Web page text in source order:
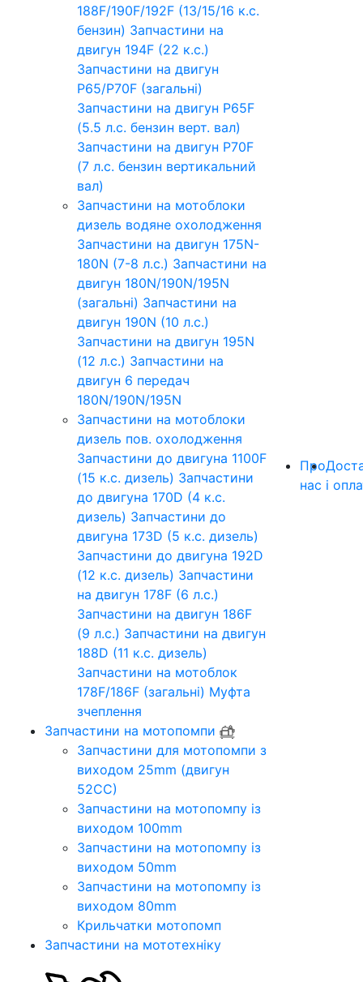
188F/190F/192F (13/15/16 к.с.
бензин) Запчастини на
двигун 194F (22 к.с.)
Запчастини на двигун
P65/P70F (загальні)
Запчастини на двигун P65F
(5.5 л.с. бензин верт. вал)
Запчастини на двигун P70F
(7 л.с. бензин вертикальний
вал)
Запчастини на мотоблоки
дизель водяне охолодження
Запчастини на двигун 175N-
180N (7-8 л.с.) Запчастини на
двигун 180N/190N/195N
(загальні) Запчастини на
двигун 190N (10 л.с.)
Запчастини на двигун 195N
(12 л.с.) Запчастини на
двигун 6 передач
180N/190N/195N
Запчастини на мотоблоки
дизель пов. охолодження
Запчастини до двигуна 1100F
(15 к.с. дизель) Запчастини
до двигуна 170D (4 к.с.
дизель) Запчастини до
двигуна 173D (5 к.с. дизель)
Запчастини до двигуна 192D
(12 к.с. дизель) Запчастини
на двигун 178F (6 л.с.)
Запчастини на двигун 186F
(9 л.с.) Запчастини на двигун
188D (11 к.с. дизель)
Запчастини на мотоблок
178F/186F (загальні) Муфта
зчеплення
Запчастини на мотопомпи
Запчастини для мотопомпи з
виходом 25mm (двигун
52CC)
Запчастини на мотопомпу із
виходом 100mm
Запчастини на мотопомпу із
виходом 50mm
Запчастини на мотопомпу із
виходом 80mm
Крильчатки мотопомп
Запчастини на мототехніку
Про
нас і